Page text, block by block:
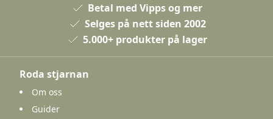
Betal med Vipps og mer
Selges på nett siden 2002
5.000+ produkter på lager
Roda stjarnan
Om oss
Guider